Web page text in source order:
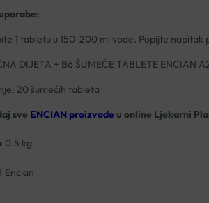
1 tabletu u 150-200 ml vode. Popijte
DIJETA + B6 ŠUMEĆE TABLETE ENCIAN
20 šumećih tableta
sve ENCIAN proizvodeu online Ljekarni
0.5 kg
Encian